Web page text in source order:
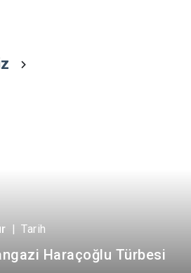
| Tarih
Haraçoğlu Türbesi